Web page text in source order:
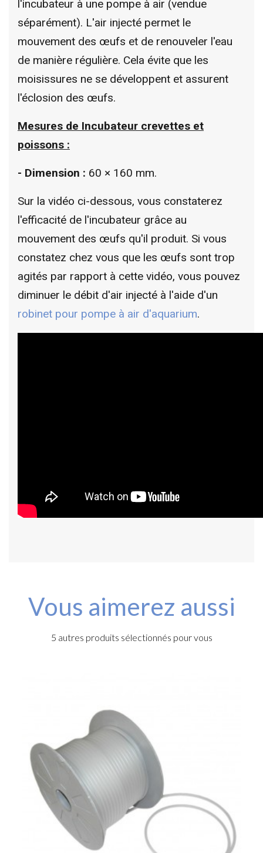
l'incubateur à une pompe à air (vendue
séparément). L'air injecté permet le
mouvement des œufs et de renouveler l'eau
de manière régulière. Cela évite que les
moisissures ne se développent et assurent
l'éclosion des œufs.
Mesures de Incubateur crevettes et
poissons :
- Dimension : 60 × 160 mm.
Sur la vidéo ci-dessous, vous constaterez
l'efficacité de l'incubateur grâce au
mouvement des œufs qu'il produit. Si vous
constatez chez vous que les œufs sont trop
agités par rapport à cette vidéo, vous pouvez
diminuer le débit d'air injecté à l'aide d'un
robinet pour pompe à air d'aquarium.
Vous aimerez aussi
5 autres produits sélectionnés pour vous